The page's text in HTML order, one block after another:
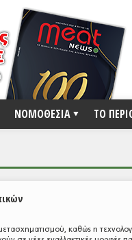
ΝΟΜΟΘΕΣΙΑ ΤΟ
καθώς η